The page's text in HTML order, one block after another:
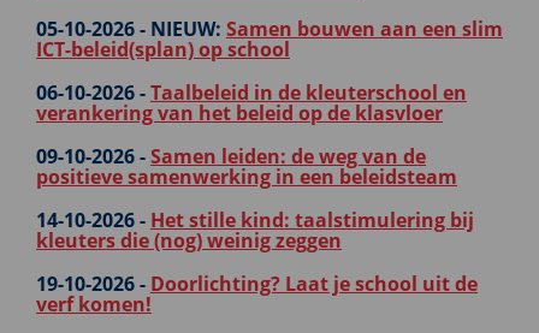
05-10-2026 - NIEUW: Samen bouwen aan een slim
ICT-beleid(splan) op school
06-10-2026 -Taalbeleid in de kleuterschool en
verankering van het beleid op de klasvloer
09-10-2026 -Samen leiden: de weg van de
positieve samenwerking in een beleidsteam
14-10-2026 - Het stille kind: taalstimulering bij
kleuters die (nog) weinig zeggen
19-10-2026 - Doorlichting? Laat je school uit de
verf komen!